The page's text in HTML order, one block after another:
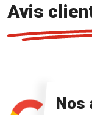
Avis
Nos